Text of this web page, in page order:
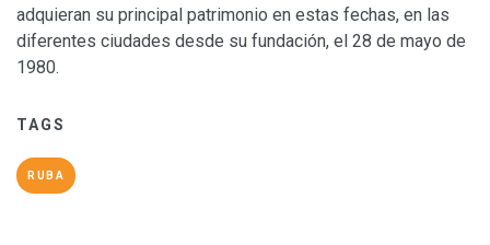
adquieran su principal patrimonio en estas fechas, en las
diferentes ciudades desde su fundación, el 28 de mayo de
1980.
TAGS
RUBA